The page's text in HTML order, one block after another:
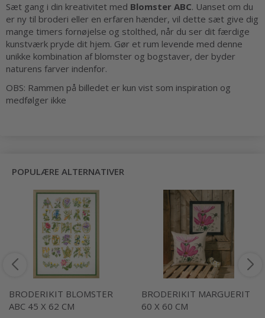
Sæt gang i din kreativitet med Blomster ABC. Uanset om du
er ny til broderi eller en erfaren hænder, vil dette sæt give dig
mange timers fornøjelse og stolthed, når du ser dit færdige
kunstværk pryde dit hjem. Gør et rum levende med denne
unikke kombination af blomster og bogstaver, der byder
naturens farver indenfor.
OBS: Rammen på billedet er kun vist som inspiration og
medfølger ikke
POPULÆRE ALTERNATIVER
BRODERIKIT BLOMSTER
ABC 45 X 62 CM
BRODERIKIT MARGUERIT
60 X 60 CM